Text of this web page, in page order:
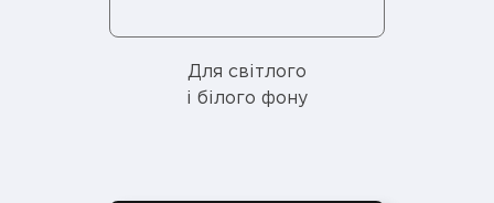
Для світлого
і білого фону